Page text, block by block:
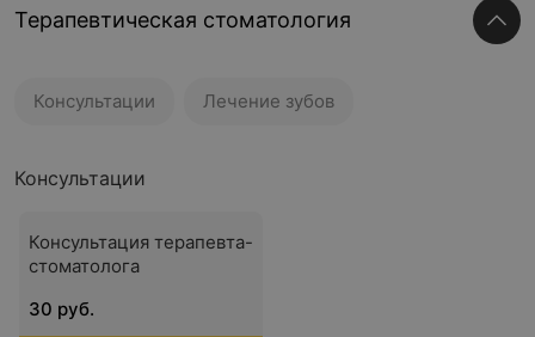
Терапевтическая стоматология
Консультации Лечение зубов
Консультации
Консультация терапевта-
стоматолога
30 руб.